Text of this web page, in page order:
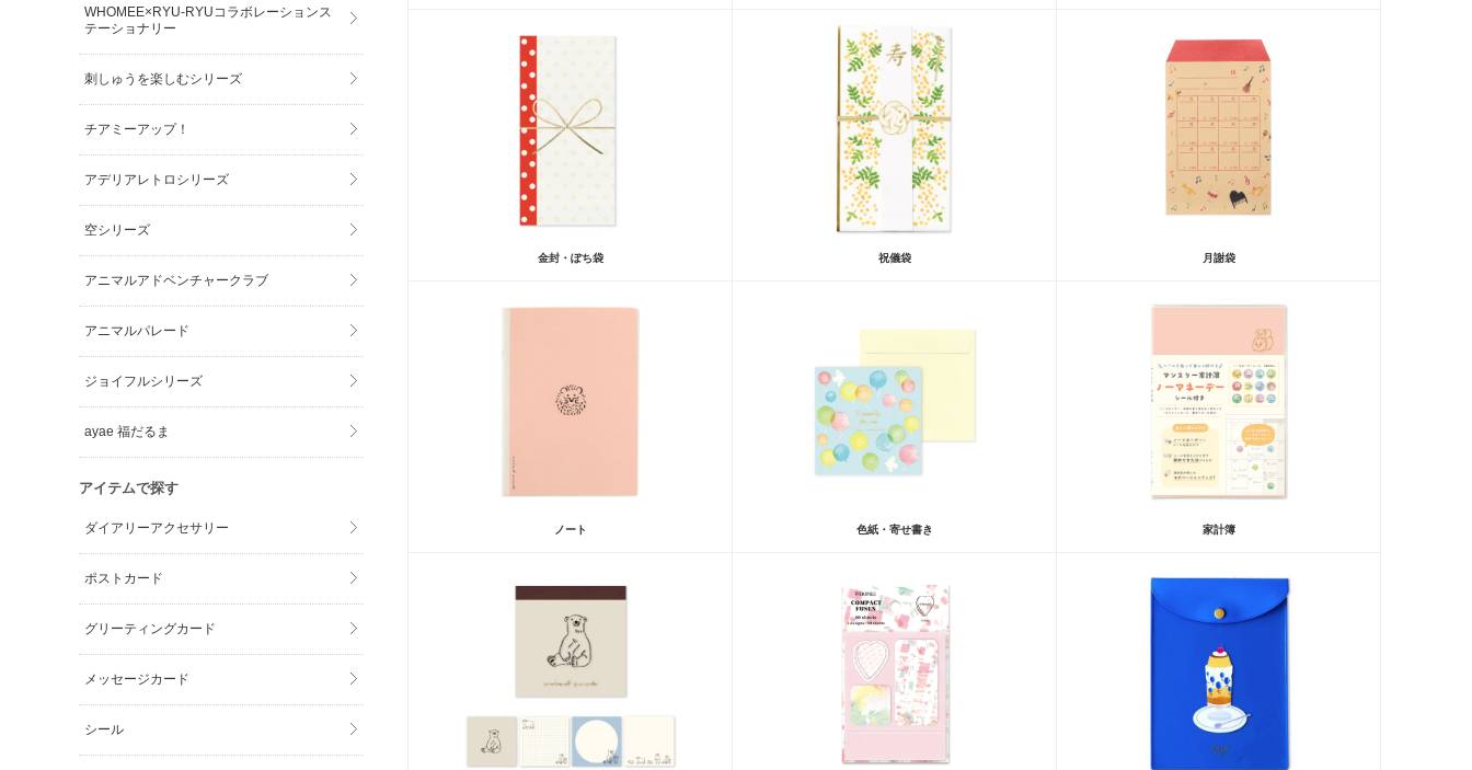
金封・ぽち袋 祝儀袋 月謝袋
ノート 色紙・寄せ書き 家計簿
WHOMEE×RYU-RYUコラボレーションス
テーショナリー
刺しゅうを楽しむシリーズ
チアミーアップ！
アデリアレトロシリーズ
空シリーズ
アニマルアドベンチャークラブ
アニマルパレード
ジョイフルシリーズ
ayae 福だるま
アイテムで探す
ダイアリーアクセサリー
ポストカード
グリーティングカード
メッセージカード
シール